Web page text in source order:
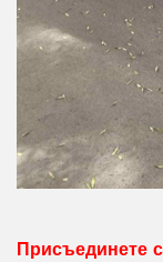
Присъединете